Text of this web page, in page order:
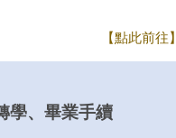
【點此前往】
學、畢業手續